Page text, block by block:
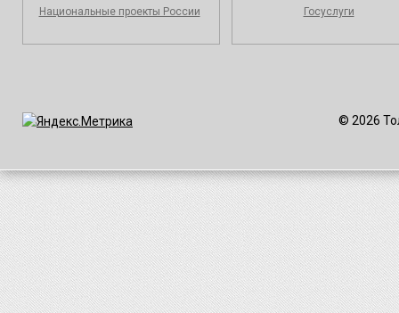
Национальные проекты России Госуслуги
© 2026